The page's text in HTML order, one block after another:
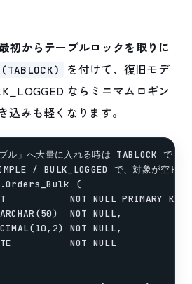
初からテーブルロックを取りに
を付けて、復旧モデ
ならミニマムロギン
込みも軽くなります。
」へ大量に入れる時は TABLOCK でミ
/ BULK_LOGGED で、対象が空ヒー
(
NOT NULL PRIMARY KEY,
NOT NULL,
NOT NULL,
NOT NULL